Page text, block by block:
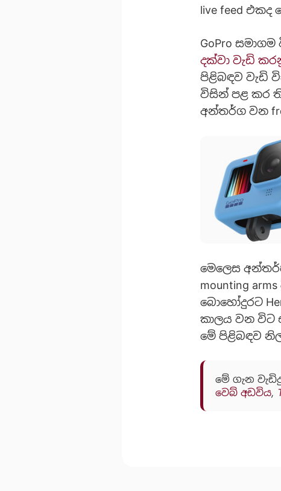
live feed
GoPro
දක්වා වැඩි
පිළිබඳව වැඩි
විසින් පළ කර
අන්තර්ග වන
මෙලෙස
mounting
බොහෝදුරට
කාලය වන විට
මේ පිළිබඳව
මේ ගැන
වෙබ් අඩවිය,